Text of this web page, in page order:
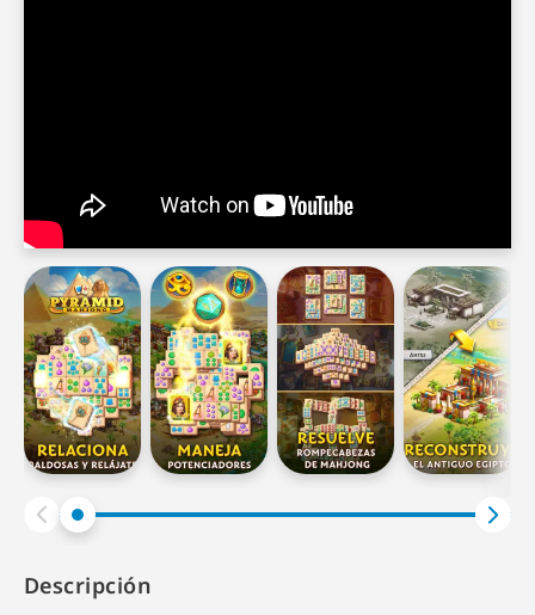
Descripción